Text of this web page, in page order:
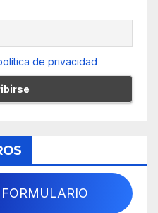
de privacidad